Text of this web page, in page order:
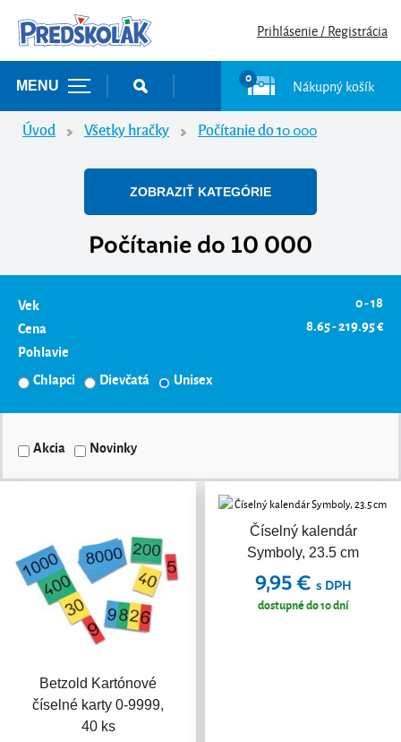
Prihlásenie / Registrácia
MENU
0 Nákupný košík
Úvod Všetky hračky Počítanie do 10 000
ZOBRAZIŤ KATEGÓRIE
Počítanie do 10 000
Vek
0 - 18
Cena
8.65 - 219.95 €
Pohlavie
Chlapci
Dievčatá Unisex
Akcia Novinky
Betzold Kartónové
číselné karty 0-9999,
40 ks
Číselný kalendár
Symboly, 23.5 cm
9,95 € s DPH
dostupné do 10 dní